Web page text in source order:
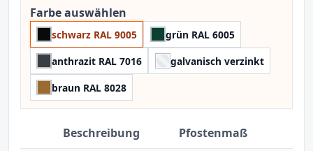
Farbe auswählen
schwarz RAL 9005
grün RAL 6005
anthrazit RAL 7016
galvanisch verzinkt
braun RAL 8028
Beschreibung Pfostenmaß